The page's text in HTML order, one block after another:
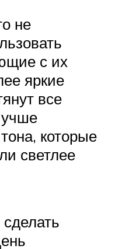
не
с их
яркие
все
которые
светлее